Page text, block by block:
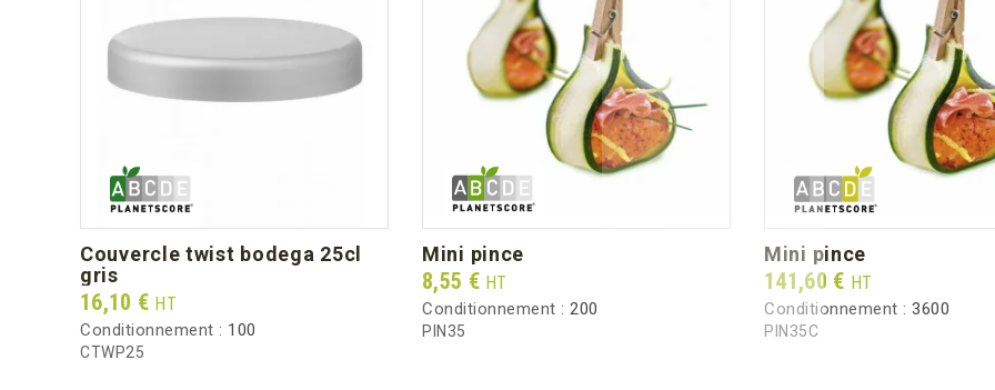
couvercle twist bodega 25cl
gris
Prix
16,10 € HT
Conditionnement : 100
CTWP25
mini pince
Prix
8,55 € HT
Conditionnement : 200
PIN35
mini pince
Prix
141,60 € HT
Conditionnement : 3600
PIN35C